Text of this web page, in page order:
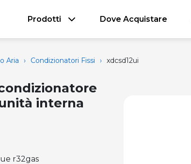
Prodotti Dove Acquistare
Aria › Condizionatori Fissi › xdcsd12ui
condizionatore
interna
r32gas